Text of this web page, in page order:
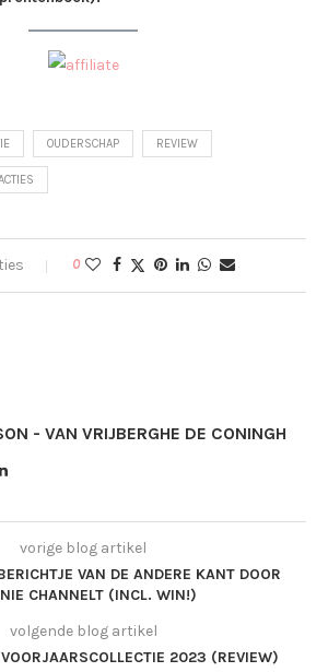
OUDERSCHAP REVIEW
0
- VAN VRIJBERGHE DE CONINGH
vorige blog artikel
VAN DE ANDERE KANT DOOR
CHANNELT (INCL. WIN!)
volgende blog artikel
2023 (REVIEW)